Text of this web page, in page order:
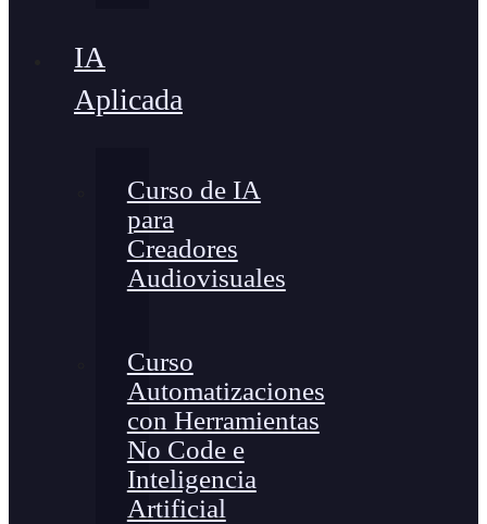
IA
Aplicada
Curso de IA
para
Creadores
Audiovisuales
Curso
Automatizaciones
con Herramientas
No Code e
Inteligencia
Artificial